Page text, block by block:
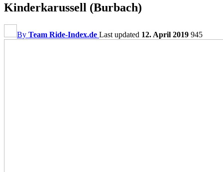
Kinderkarussell (Burbach)
By Team Ride-Index.de Last updated 12. April 2019 945